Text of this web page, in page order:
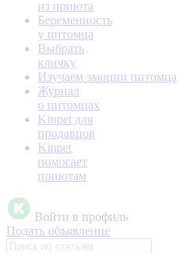
из приюта
Беременность
у питомца
Выбрать
кличку
Изучаем эмоции питомца
Журнал
о питомцах
Kinpet для
продавцов
Kinpet
помогает
приютам
Войти в профиль
Подать объявление